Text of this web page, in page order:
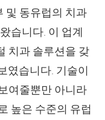
및 동유럽의 치과
습니다. 이 업계
치과 솔루션을 갖
였습니다. 기술이
여줄뿐만 아니라
높은 수준의 유럽